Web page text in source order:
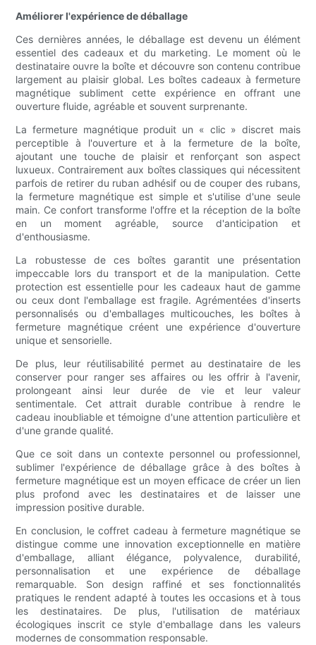
Améliorer l'expérience de déballage
Ces dernières années, le déballage est devenu un élément
essentiel des cadeaux et du marketing. Le moment où le
destinataire ouvre la boîte et découvre son contenu contribue
largement au plaisir global. Les boîtes cadeaux à fermeture
magnétique subliment cette expérience en offrant une
ouverture fluide, agréable et souvent surprenante.
La fermeture magnétique produit un « clic » discret mais
perceptible à l'ouverture et à la fermeture de la boîte,
ajoutant une touche de plaisir et renforçant son aspect
luxueux. Contrairement aux boîtes classiques qui nécessitent
parfois de retirer du ruban adhésif ou de couper des rubans,
la fermeture magnétique est simple et s'utilise d'une seule
main. Ce confort transforme l'offre et la réception de la boîte
en un moment agréable, source d'anticipation et
d'enthousiasme.
La robustesse de ces boîtes garantit une présentation
impeccable lors du transport et de la manipulation. Cette
protection est essentielle pour les cadeaux haut de gamme
ou ceux dont l'emballage est fragile. Agrémentées d'inserts
personnalisés ou d'emballages multicouches, les boîtes à
fermeture magnétique créent une expérience d'ouverture
unique et sensorielle.
De plus, leur réutilisabilité permet au destinataire de les
conserver pour ranger ses affaires ou les offrir à l'avenir,
prolongeant ainsi leur durée de vie et leur valeur
sentimentale. Cet attrait durable contribue à rendre le
cadeau inoubliable et témoigne d'une attention particulière et
d'une grande qualité.
Que ce soit dans un contexte personnel ou professionnel,
sublimer l'expérience de déballage grâce à des boîtes à
fermeture magnétique est un moyen efficace de créer un lien
plus profond avec les destinataires et de laisser une
impression positive durable.
En conclusion, le coffret cadeau à fermeture magnétique se
distingue comme une innovation exceptionnelle en matière
d'emballage, alliant élégance, polyvalence, durabilité,
personnalisation et une expérience de déballage
remarquable. Son design raffiné et ses fonctionnalités
pratiques le rendent adapté à toutes les occasions et à tous
les destinataires. De plus, l'utilisation de matériaux
écologiques inscrit ce style d'emballage dans les valeurs
modernes de consommation responsable.